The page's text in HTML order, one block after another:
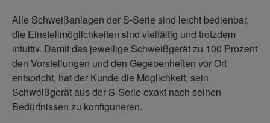
Alle Schweißanlagen der S-Serie sind leicht bedienbar,
die Einstellmöglichkeiten sind vielfältig und trotzdem
intuitiv. Damit das jeweilige Schweißgerät zu 100 Prozent
den Vorstellungen und den Gegebenheiten vor Ort
entspricht, hat der Kunde die Möglichkeit, sein
Schweißgerät aus der S-Serie exakt nach seinen
Bedürfnissen zu konfigurieren.